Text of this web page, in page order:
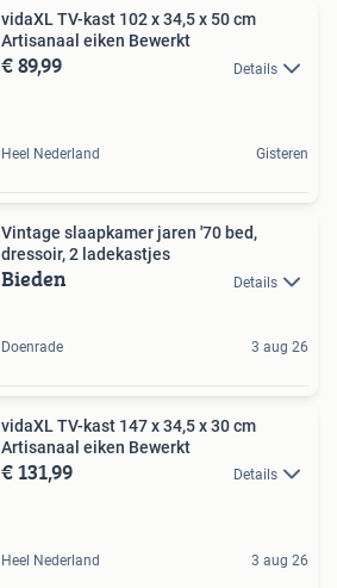
vidaXL TV-kast 102 x 34,5 x 50 cm
Artisanaal eiken Bewerkt
€ 89,99 Details
Heel Nederland Gisteren
Vintage slaapkamer jaren '70 bed,
dressoir, 2 ladekastjes
Bieden Details
Doenrade 3 aug 26
vidaXL TV-kast 147 x 34,5 x 30 cm
Artisanaal eiken Bewerkt
€ 131,99 Details
Heel Nederland 3 aug 26